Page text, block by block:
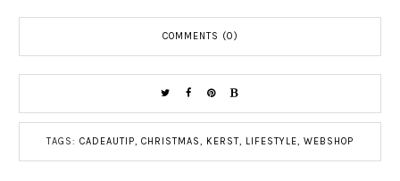
COMMENTS (0)
TAGS: CADEAUTIP, CHRISTMAS, KERST, LIFESTYLE, WEBSHOP